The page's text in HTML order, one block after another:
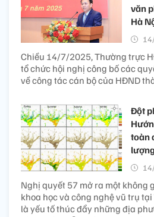
văn
Hà
Chiều 14/7/2025, Thường trực
tổ chức hội nghị công bố các
về công tác cán bộ của HĐND
Đột
toàn
Nghị quyết 57 mở ra một không
khoa học và công nghệ vũ trụ
là yếu tố thúc đẩy những địa